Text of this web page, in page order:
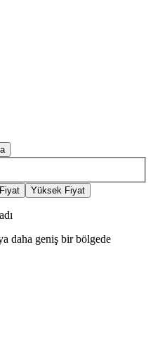
Yüksek Fiyat
daha geniş bir bölgede